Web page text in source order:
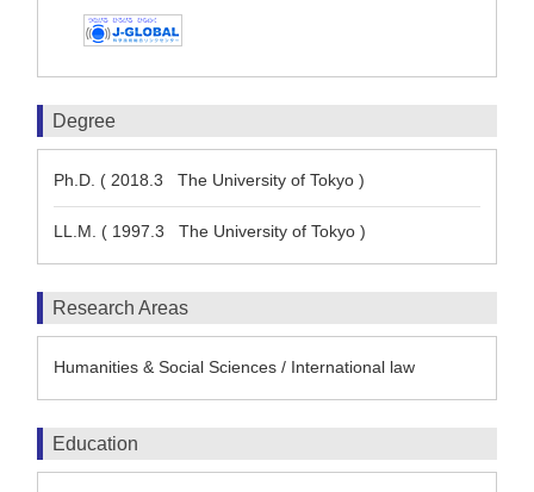
Degree
Ph.D. ( 2018.3 The University of Tokyo )
LL.M. ( 1997.3 The University of Tokyo )
Research Areas
Humanities & Social Sciences / International law
Education